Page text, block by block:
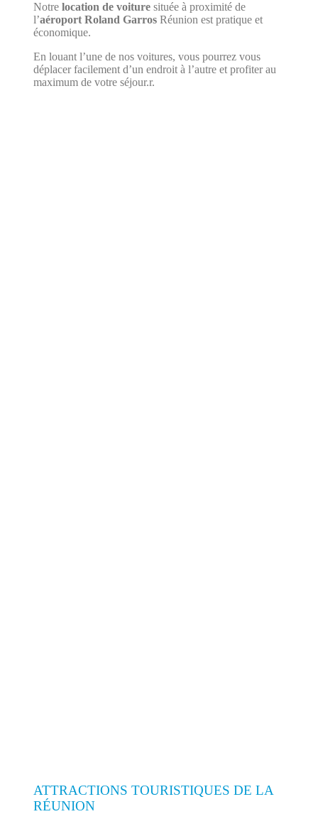
Notre location de voituresituée à proximité de
l’aéroport Roland GarrosRéunion est pratique et
économique.
En louant l’une de nos voitures, vous pourrez vous
déplacer facilement d’un endroit à l’autre et profiter au
maximum de votre séjour.r.
ATTRACTIONS TOURISTIQUES DE LA
RÉUNION